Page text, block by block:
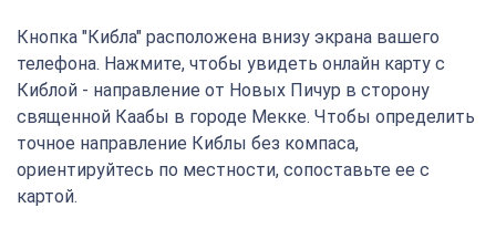
Кнопка "Кибла" расположена внизу экрана вашего
телефона. Нажмите, чтобы увидеть онлайн карту с
Киблой - направление от Новых Пичур в сторону
священной Каабы в городе Мекке. Чтобы определить
точное направление Киблы без компаса,
ориентируйтесь по местности, сопоставьте ее с
картой.